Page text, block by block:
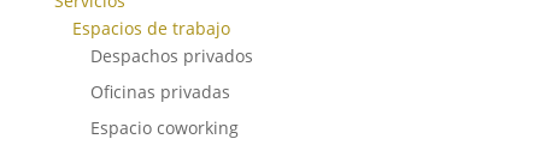
Espacios de trabajo
Despachos privados
Oficinas privadas
Espacio coworking